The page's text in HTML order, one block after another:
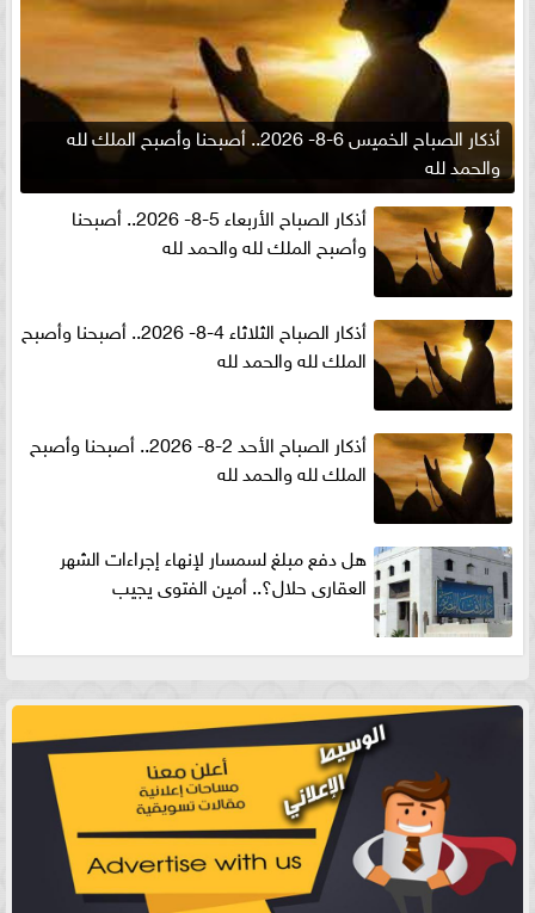
أذكار الصباح الخميس 6-8- 2026.. أصبحنا وأصبح الملك لله
والحمد لله
أذكار الصباح الأربعاء 5-8- 2026.. أصبحنا
وأصبح الملك لله والحمد لله
أذكار الصباح الثلاثاء 4-8- 2026.. أصبحنا وأصبح
الملك لله والحمد لله
أذكار الصباح الأحد 2-8- 2026.. أصبحنا وأصبح
الملك لله والحمد لله
هل دفع مبلغ لسمسار لإنهاء إجراءات الشهر
العقارى حلال؟.. أمين الفتوى يجيب